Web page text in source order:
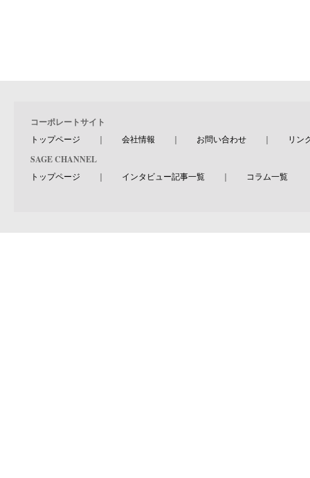
コーポレートサイト
トップページ ｜ 会社情報 ｜ お問い合わせ ｜ リン
SAGE CHANNEL
トップページ ｜ インタビュー記事一覧 ｜ コラム一覧